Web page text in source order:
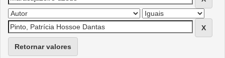
Retornar valores